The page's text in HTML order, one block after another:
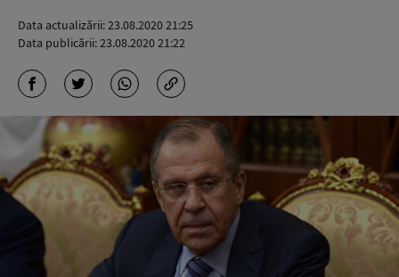
Data actualizării:23.08.2020 21:25
Data publicării:23.08.2020 21:22